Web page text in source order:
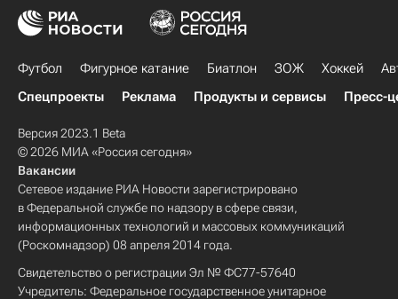
Футбол Фигурное катание Биатлон ЗОЖ Хоккей
Спецпроекты
Реклама Продукты и сервисы Пресс-
Версия 2023.1 Beta
© 2026 МИА «Россия сегодня»
Вакансии
Сетевое издание РИА Новости зарегистрировано
в Федеральной службе по надзору в сфере связи,
информационных технологий и массовых коммуникаций
(Роскомнадзор) 08 апреля 2014 года.
Свидетельство о регистрации Эл № ФС77-57640
Учредитель: Федеральное государственное унитарное